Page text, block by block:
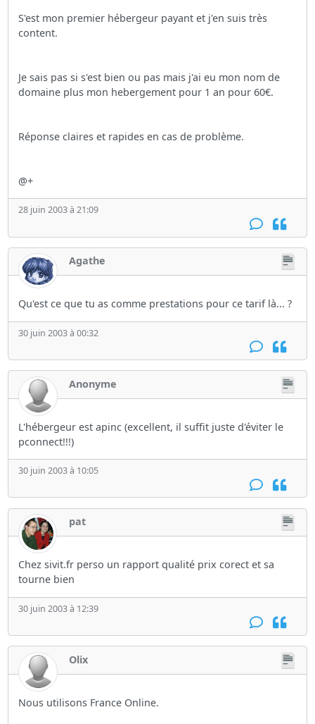
S'est mon premier hébergeur payant et j'en suis très
content.
Je sais pas si s'est bien ou pas mais j'ai eu mon nom de
domaine plus mon hebergement pour 1 an pour 60€.
Réponse claires et rapides en cas de problème.
@+
28 juin 2003 à 21:09
Agathe
Qu'est ce que tu as comme prestations pour ce tarif là... ?
30 juin 2003 à 00:32
Anonyme
L'hébergeur est apinc (excellent, il suffit juste d'éviter le
pconnect!!!)
30 juin 2003 à 10:05
pat
Chez sivit.fr perso un rapport qualité prix corect et sa
tourne bien
30 juin 2003 à 12:39
Olix
Nous utilisons France Online.